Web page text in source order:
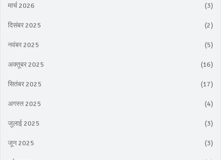
मार्च 2026 (3)
दिसंबर 2025 (2)
नवंबर 2025 (5)
अक्तूबर 2025 (16)
सितंबर 2025 (17)
अगस्त 2025 (4)
जुलाई 2025 (3)
जून 2025 (3)